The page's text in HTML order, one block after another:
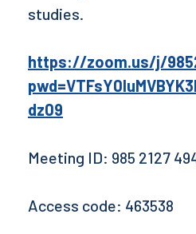
studies.
https://zoom.us/j/
dz09
Meeting ID: 985 2127
Access code: 463538